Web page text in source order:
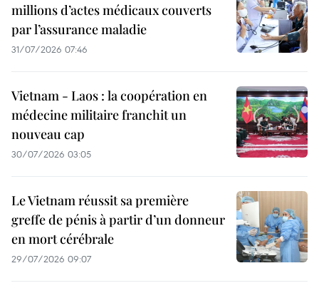
millions d’actes médicaux couverts
par l’assurance maladie
31/07/2026 07:46
Vietnam - Laos : la coopération en
médecine militaire franchit un
nouveau cap
30/07/2026 03:05
Le Vietnam réussit sa première
greffe de pénis à partir d’un donneur
en mort cérébrale
29/07/2026 09:07